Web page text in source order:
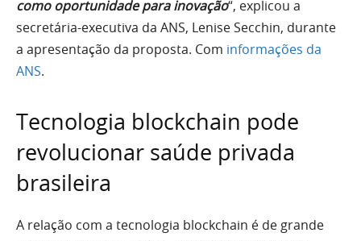
como oportunidade para inovação“, explicou a
secretária-executiva da ANS, Lenise Secchin, durante
a apresentação da proposta. Com informações da
ANS.
Tecnologia blockchain pode
revolucionar saúde privada
brasileira
A relação com a tecnologia blockchain é de grande